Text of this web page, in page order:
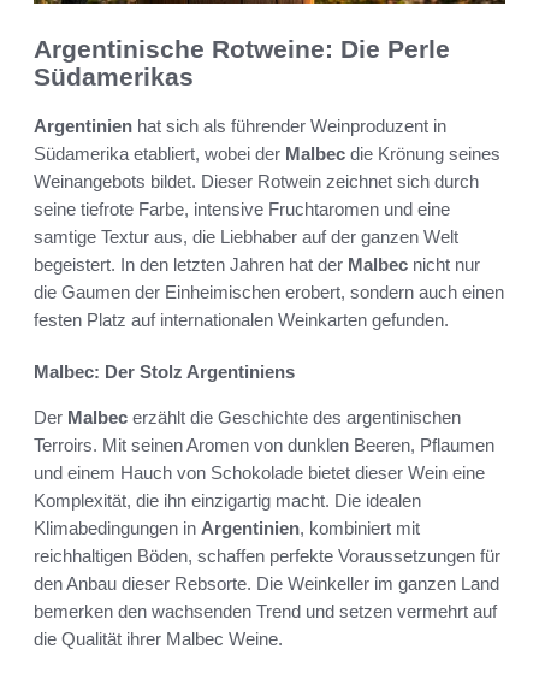
Argentinische Rotweine: Die Perle
Südamerikas
Argentinien hat sich als führender Weinproduzent in
Südamerika etabliert, wobei der Malbec die Krönung seines
Weinangebots bildet. Dieser Rotwein zeichnet sich durch
seine tiefrote Farbe, intensive Fruchtaromen und eine
samtige Textur aus, die Liebhaber auf der ganzen Welt
begeistert. In den letzten Jahren hat der Malbec nicht nur
die Gaumen der Einheimischen erobert, sondern auch einen
festen Platz auf internationalen Weinkarten gefunden.
Malbec: Der Stolz Argentiniens
Der Malbec erzählt die Geschichte des argentinischen
Terroirs. Mit seinen Aromen von dunklen Beeren, Pflaumen
und einem Hauch von Schokolade bietet dieser Wein eine
Komplexität, die ihn einzigartig macht. Die idealen
Klimabedingungen in Argentinien, kombiniert mit
reichhaltigen Böden, schaffen perfekte Voraussetzungen für
den Anbau dieser Rebsorte. Die Weinkeller im ganzen Land
bemerken den wachsenden Trend und setzen vermehrt auf
die Qualität ihrer Malbec Weine.